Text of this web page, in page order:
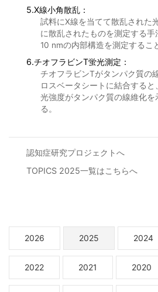
5.X線小角散乱：
試料にX線を当てて散乱された
に散乱されたものを測定する手
10 nmの内部構造を測定するこ
6.チオフラビンT蛍光測定：
チオフラビンTがタンパク質の
ロスベータシートに結合する
光強度がタンパク質の線維化を
る。
認知症研究プロジェクトへ
TOPICS 2025一覧はこちらへ
2026 2025 2024
2022 2021 2020